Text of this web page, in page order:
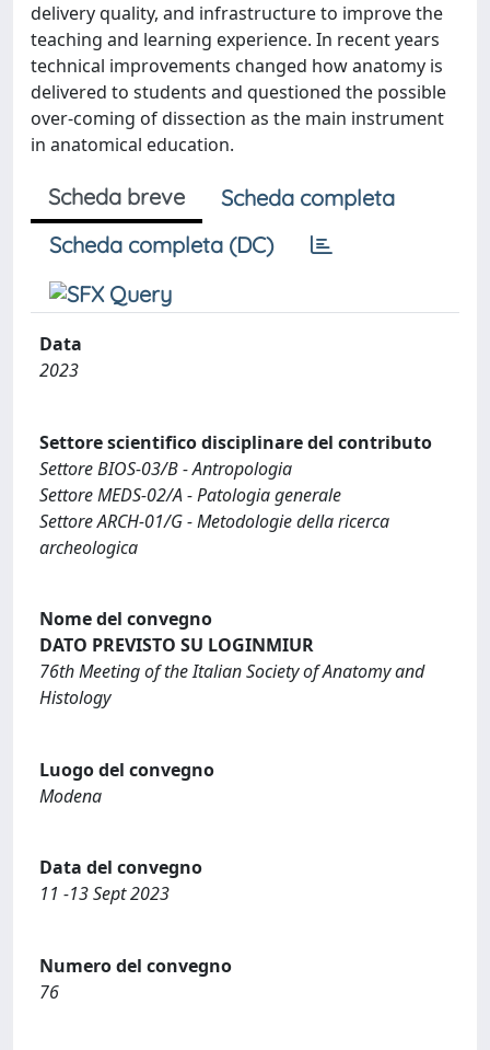
delivery quality, and infrastructure to improve the
teaching and learning experience. In recent years
technical improvements changed how anatomy is
delivered to students and questioned the possible
over-coming of dissection as the main instrument
in anatomical education.
Scheda breve
Scheda completa
Scheda completa (DC)
Data
2023
Settore scientifico disciplinare del contributo
Settore BIOS-03/B - Antropologia
Settore MEDS-02/A - Patologia generale
Settore ARCH-01/G - Metodologie della ricerca
archeologica
Nome del convegno
DATO PREVISTO SU LOGINMIUR
76th Meeting of the Italian Society of Anatomy and
Histology
Luogo del convegno
Modena
Data del convegno
11 -13 Sept 2023
Numero del convegno
76